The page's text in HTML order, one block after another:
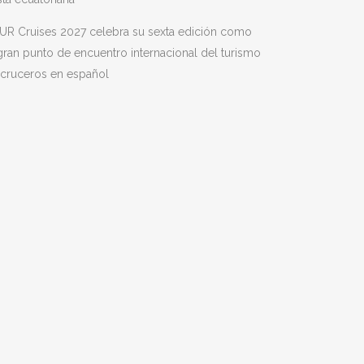
Cruises 2027 celebra su sexta edición como
punto de encuentro internacional del turismo
en español